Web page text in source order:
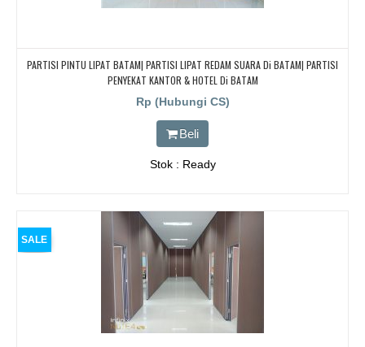
PARTISI PINTU LIPAT BATAM| PARTISI LIPAT REDAM SUARA Di BATAM| PARTISI
PENYEKAT KANTOR & HOTEL Di BATAM
Rp (Hubungi CS)
Beli
Stok : Ready
SALE